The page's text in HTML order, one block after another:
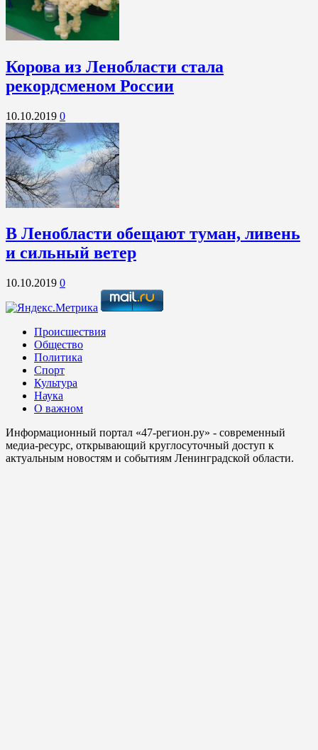
Корова из Ленобласти стала
рекордсменом России
10.10.2019 0
В Ленобласти обещают туман, ливень
и сильный ветер
10.10.2019 0
Происшествия
Общество
Политика
Спорт
Культура
Наука
О важном
Информационный портал «47-регион.ру» - современный
медиа-ресурс, открывающий круглосуточный доступ к
актуальным новостям и событиям Ленинградской области.